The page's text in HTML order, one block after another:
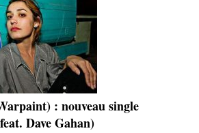
: nouveau single
Dave Gahan)